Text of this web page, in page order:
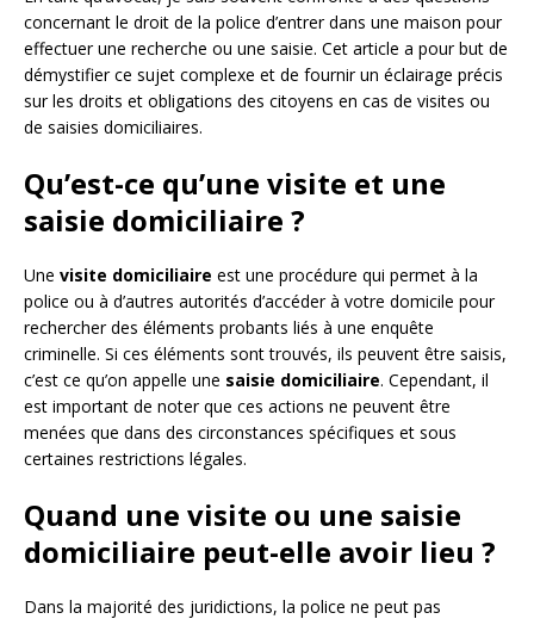
concernant le droit de la police d’entrer dans une maison pour
effectuer une recherche ou une saisie. Cet article a pour but de
démystifier ce sujet complexe et de fournir un éclairage précis
sur les droits et obligations des citoyens en cas de visites ou
de saisies domiciliaires.
Qu’est-ce qu’une visite et une
saisie domiciliaire ?
Une visite domiciliaire est une procédure qui permet à la
police ou à d’autres autorités d’accéder à votre domicile pour
rechercher des éléments probants liés à une enquête
criminelle. Si ces éléments sont trouvés, ils peuvent être saisis,
c’est ce qu’on appelle une saisie domiciliaire. Cependant, il
est important de noter que ces actions ne peuvent être
menées que dans des circonstances spécifiques et sous
certaines restrictions légales.
Quand une visite ou une saisie
domiciliaire peut-elle avoir lieu ?
Dans la majorité des juridictions, la police ne peut pas